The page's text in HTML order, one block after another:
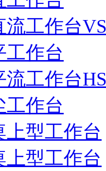
流工作台
工作台
工作台
工作台
上型工作台
上型工作台